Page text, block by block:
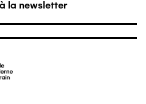
la newsletter